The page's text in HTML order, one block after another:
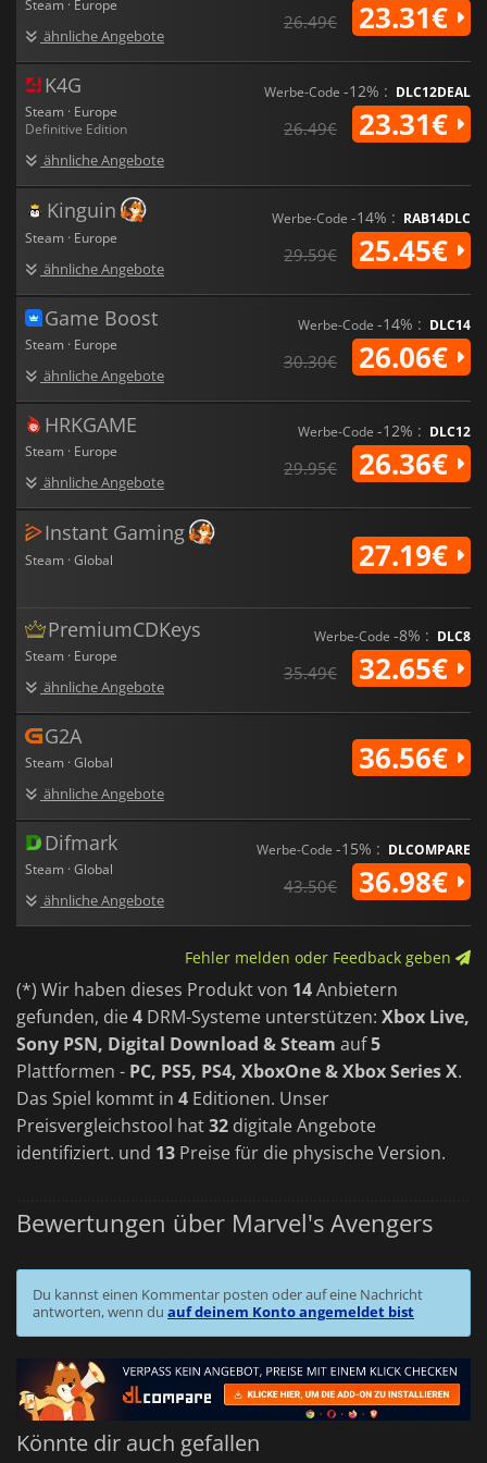
Steam · Europe
ähnliche Angebote
26.49€ 23.31€
K4G
Steam · Europe
Definitive Edition
ähnliche Angebote
Werbe-Code -12% : DLC12DEAL
26.49€ 23.31€
Kinguin
Steam · Europe
ähnliche Angebote
Werbe-Code -14% : RAB14DLC
29.59€ 25.45€
Game Boost
Steam · Europe
ähnliche Angebote
Werbe-Code -14% : DLC14
30.30€ 26.06€
HRKGAME
Steam · Europe
ähnliche Angebote
Werbe-Code -12% : DLC12
29.95€ 26.36€
Instant Gaming
Steam · Global 27.19€
PremiumCDKeys
Steam · Europe
ähnliche Angebote
Werbe-Code -8% : DLC8
35.49€ 32.65€
G2A
Steam · Global
ähnliche Angebote
36.56€
Difmark
Steam · Global
ähnliche Angebote
Werbe-Code -15% : DLCOMPARE
43.50€ 36.98€
Fehler melden oder Feedback geben
(*) Wir haben dieses Produkt von 14Anbietern
gefunden, die4 DRM-Systeme unterstützen: Xbox Live,
Sony PSN, Digital Download & Steam auf5
Plattformen - PC, PS5, PS4, XboxOne & Xbox Series X.
Das Spiel kommt in 4 Editionen. Unser
Preisvergleichstool hat32 digitale Angebote
identifiziert. und 13 Preise für die physische Version.
Bewertungen über Marvel's Avengers
Du kannst einen Kommentar posten oder auf eine Nachricht
antworten, wenn du auf deinem Konto angemeldet bist
Könnte dir auch gefallen